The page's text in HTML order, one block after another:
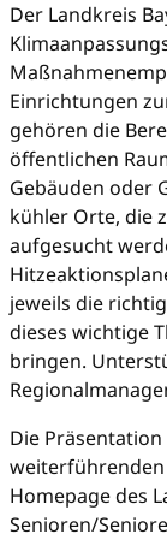
Der Landkreis
Einrichtungen
gehören die
öffentlichen
Gebäuden oder
kühler Orte, die
aufgesucht
jeweils die
dieses wichtige
bringen.
Die
Homepage des
Senioren/